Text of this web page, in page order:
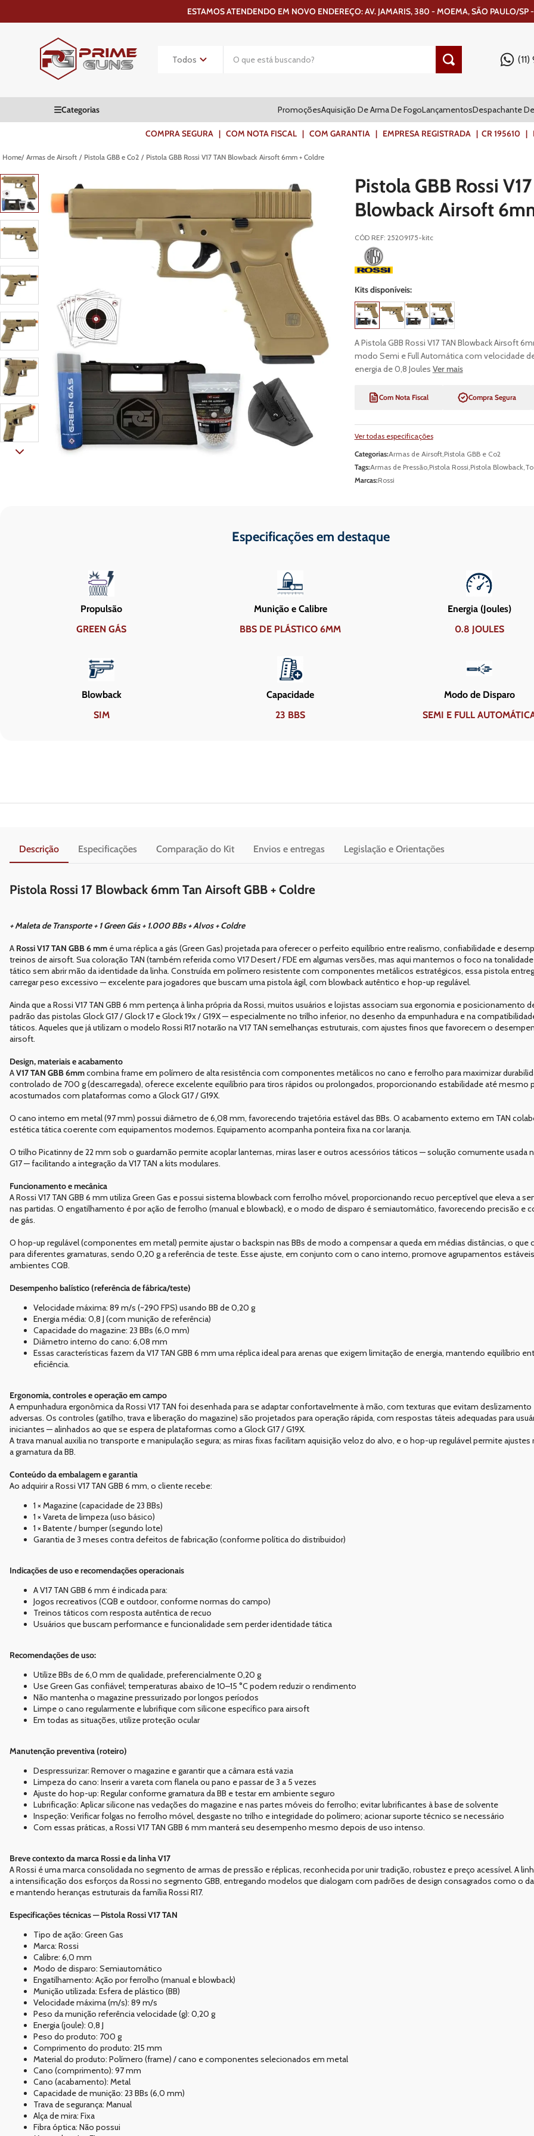
ESTAMOS ATENDENDO EM NOVO ENDEREÇO: AV. JAMARIS, 380 - MOEMA, SÃO PAULO/SP
PromoçõesAquisição De Arma De FogoLançamentosDespachante
COMPRA SEGURA | COM NOTA FISCAL | COM GARANTIA | EMPRESA REGISTRADA | CR 195610 |
Armas de Airsoft Pistola GBB e Co2 Pistola GBB Rossi V17 TAN Blowback Airsoft 6mm + Coldre
Pistola GBB Rossi
Blowback Airsoft
CÓD REF: 25209175-kitc
Kits disponíveis:
A Pistola GBB Rossi V17 TAN Blowback Airsoft
modo Semi e Full Automática com velocidade
energia de 0,8 Joules Ver mais
Com Nota Fiscal Compra Segura
Ver todas especificações
Categorias:Armas de Airsoft,Pistola GBB e Co2
Tags:Armas de Pressão,Pistola Rossi,Pistola Blowback,
Marcas:Rossi
Especificações em destaque
Propulsão
GREEN GÁS
Munição e Calibre
BBS DE PLÁSTICO 6MM
Energia (Joules)
0.8 JOULES
Blowback
SIM
Capacidade
23 BBS
Modo de Disparo
SEMI E FULL
Descrição Especificações Comparação do Kit Envios e entregas Legislação e Orientações
Pistola Rossi 17 Blowback 6mm Tan Airsoft GBB + Coldre
+ Maleta de Transporte + 1 Green Gás + 1.000 BBs + Alvos + Coldre
A Rossi V17 TAN GBB 6 mm é uma réplica a gás (Green Gas) projetada para oferecer o perfeito equilíbrio entre realismo, confiabilidade e
treinos de airsoft. Sua coloração TAN (também referida como V17 Desert / FDE em algumas versões, mas aqui mantemos o foco na
tático sem abrir mão da identidade da linha. Construída em polímero resistente com componentes metálicos estratégicos, essa pistola
carregar peso excessivo — excelente para jogadores que buscam uma pistola ágil, com blowback autêntico e hop-up regulável.
Ainda que a Rossi V17 TAN GBB 6 mm pertença à linha própria da Rossi, muitos usuários e lojistas associam sua ergonomia e posicionamento
padrão das pistolas Glock G17 / Glock 17 e Glock 19x / G19X — especialmente no trilho inferior, no desenho da empunhadura e na
táticos. Aqueles que já utilizam o modelo Rossi R17 notarão na V17 TAN semelhanças estruturais, com ajustes finos que favorecem o
airsoft.
Design, materiais e acabamento
AV17 TAN GBB 6mmcombina frame em polímero de alta resistência com componentes metálicos no cano e ferrolho para maximizar
controlado de 700 g (descarregada), oferece excelente equilíbrio para tiros rápidos ou prolongados, proporcionando estabilidade até mesmo
acostumados com plataformas como a Glock G17 / G19X.
O cano interno em metal (97 mm) possui diâmetro de 6,08 mm, favorecendo trajetória estável das BBs. O acabamento externo em TAN
estética tática coerente com equipamentos modernos. Equipamento acompanha ponteira fixa na cor laranja.
O trilho Picatinny de 22 mm sob o guardamão permite acoplar lanternas, miras laser e outros acessórios táticos — solução comumente usada
G17 — facilitando a integração da V17 TAN a kits modulares.
Funcionamento e mecânica
A Rossi V17 TAN GBB 6 mm utiliza Green Gas e possui sistema blowback com ferrolho móvel, proporcionando recuo perceptível que eleva a
nas partidas. O engatilhamento é por ação de ferrolho (manual e blowback), e o modo de disparo é semiautomático, favorecendo precisão e
de gás.
O hop-up regulável (componentes em metal) permite ajustar o backspin nas BBs de modo a compensar a queda em médias distâncias, o que
para diferentes gramaturas, sendo 0,20 g a referência de teste. Esse ajuste, em conjunto com o cano interno, promove agrupamentos
ambientes CQB.
Desempenho balístico (referência de fábrica/teste)
Velocidade máxima: 89 m/s (~290 FPS) usando BB de 0,20 g
Energia média: 0,8 J (com munição de referência)
Capacidade do magazine: 23 BBs (6,0 mm)
Diâmetro interno do cano: 6,08 mm
Essas características fazem da V17 TAN GBB 6 mm uma réplica ideal para arenas que exigem limitação de energia, mantendo equilíbrio
eficiência.
Ergonomia, controles e operação em campo
A empunhadura ergonômica da Rossi V17 TAN foi desenhada para se adaptar confortavelmente à mão, com texturas que evitam
adversas. Os controles (gatilho, trava e liberação do magazine) são projetados para operação rápida, com respostas táteis adequadas para
iniciantes — alinhados ao que se espera de plataformas como a Glock G17 / G19X.
A trava manual auxilia no transporte e manipulação segura; as miras fixas facilitam aquisição veloz do alvo, e o hop-up regulável permite
a gramatura da BB.
Conteúdo da embalagem e garantia
Ao adquirir a Rossi V17 TAN GBB 6 mm, o cliente recebe:
1 × Magazine (capacidade de 23 BBs)
1 × Vareta de limpeza (uso básico)
1 × Batente / bumper (segundo lote)
Garantia de 3 meses contra defeitos de fabricação (conforme política do distribuidor)
Indicações de uso e recomendações operacionais
A V17 TAN GBB 6 mm é indicada para:
Jogos recreativos (CQB e outdoor, conforme normas do campo)
Treinos táticos com resposta autêntica de recuo
Usuários que buscam performance e funcionalidade sem perder identidade tática
Recomendações de uso:
Utilize BBs de 6,0 mm de qualidade, preferencialmente 0,20 g
Use Green Gas confiável; temperaturas abaixo de 10–15 °C podem reduzir o rendimento
Não mantenha o magazine pressurizado por longos períodos
Limpe o cano regularmente e lubrifique com silicone específico para airsoft
Em todas as situações, utilize proteção ocular
Manutenção preventiva (roteiro)
Despressurizar: Remover o magazine e garantir que a câmara está vazia
Limpeza do cano: Inserir a vareta com flanela ou pano e passar de 3 a 5 vezes
Ajuste do hop-up: Regular conforme gramatura da BB e testar em ambiente seguro
Lubrificação: Aplicar silicone nas vedações do magazine e nas partes móveis do ferrolho; evitar lubrificantes à base de solvente
Inspeção: Verificar folgas no ferrolho móvel, desgaste no trilho e integridade do polímero; acionar suporte técnico se necessário
Com essas práticas, a Rossi V17 TAN GBB 6 mm manterá seu desempenho mesmo depois de uso intenso.
Breve contexto da marca Rossi e da linha V17
A Rossi é uma marca consolidada no segmento de armas de pressão e réplicas, reconhecida por unir tradição, robustez e preço acessível. A
a intensificação dos esforços da Rossi no segmento GBB, entregando modelos que dialogam com padrões de design consagrados como o das
e mantendo heranças estruturais da família Rossi R17.
Especificações técnicas — Pistola Rossi V17 TAN
Tipo de ação: Green Gas
Marca: Rossi
Calibre: 6,0 mm
Modo de disparo: Semiautomático
Engatilhamento: Ação por ferrolho (manual e blowback)
Munição utilizada: Esfera de plástico (BB)
Velocidade máxima (m/s): 89 m/s
Peso da munição referência velocidade (g): 0,20 g
Energia (joule): 0,8 J
Peso do produto: 700 g
Comprimento do produto: 215 mm
Material do produto: Polímero (frame) / cano e componentes selecionados em metal
Cano (comprimento): 97 mm
Cano (acabamento): Metal
Capacidade de munição: 23 BBs (6,0 mm)
Trava de segurança: Manual
Alça de mira: Fixa
Fibra óptica: Não possui